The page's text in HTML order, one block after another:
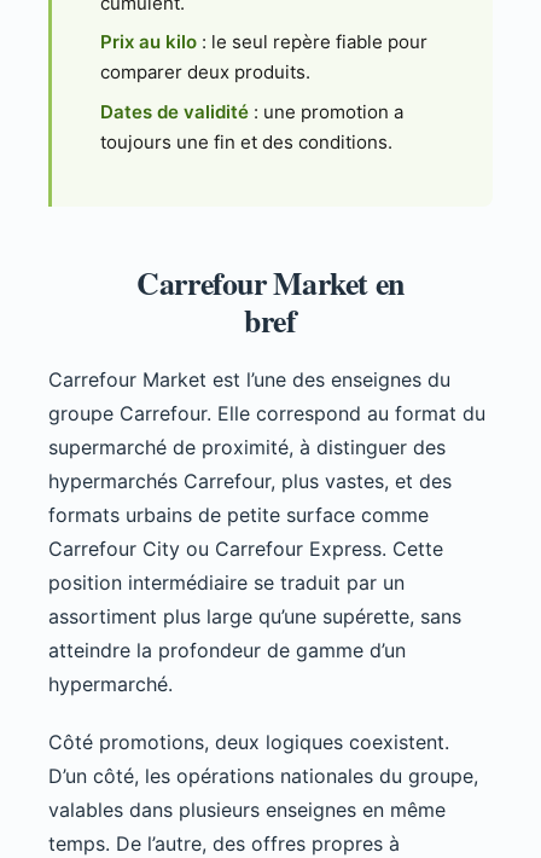
Prix au kilo : le seul repère fiable pour
comparer deux produits.
Dates de validité : une promotion a
toujours une fin et des conditions.
Carrefour Market en
bref
Carrefour Market est l’une des enseignes du
groupe Carrefour. Elle correspond au format du
supermarché de proximité, à distinguer des
hypermarchés Carrefour, plus vastes, et des
formats urbains de petite surface comme
Carrefour City ou Carrefour Express. Cette
position intermédiaire se traduit par un
assortiment plus large qu’une supérette, sans
atteindre la profondeur de gamme d’un
hypermarché.
Côté promotions, deux logiques coexistent.
D’un côté, les opérations nationales du groupe,
valables dans plusieurs enseignes en même
temps. De l’autre, des offres propres à